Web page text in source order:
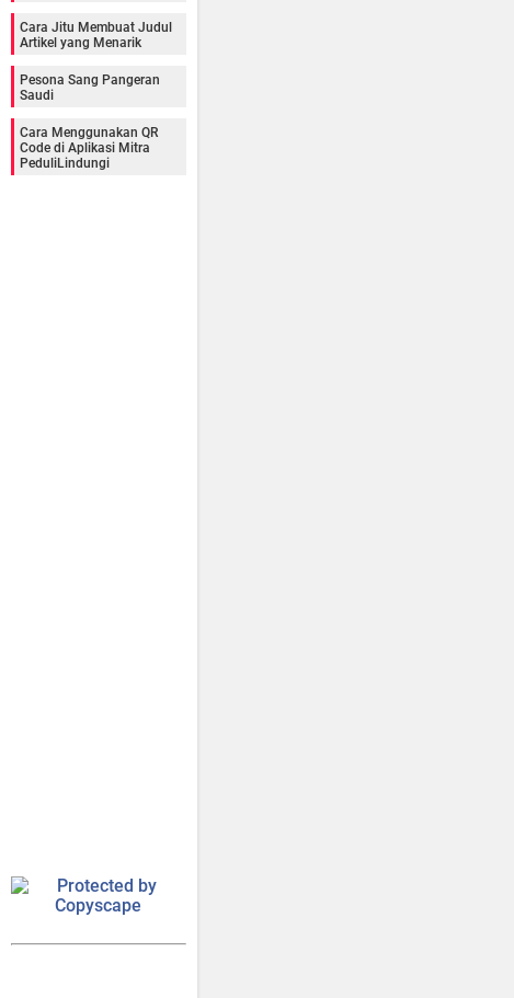
Cara Jitu Membuat Judul
Artikel yang Menarik
Pesona Sang Pangeran
Saudi
Cara Menggunakan QR
Code di Aplikasi Mitra
PeduliLindungi